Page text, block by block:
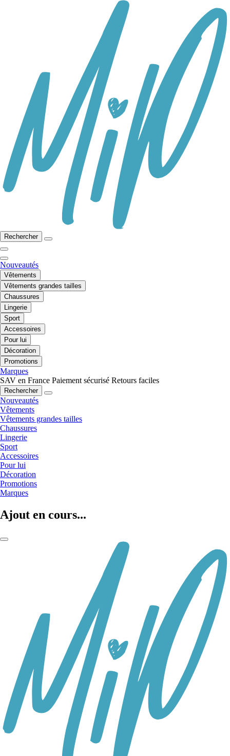
Rechercher
Nouveautés
Vêtements
Vêtements grandes tailles
Chaussures
Lingerie
Sport
Accessoires
Pour lui
Décoration
Promotions
Marques
SAV en France Paiement sécurisé Retours faciles
Rechercher
Nouveautés
Vêtements
Vêtements grandes tailles
Chaussures
Lingerie
Sport
Accessoires
Pour lui
Décoration
Promotions
Marques
Ajout en cours...